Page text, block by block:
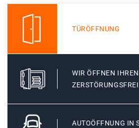
TÜRÖFFNUNG
WIR ÖFFNEN
ZERSTÖRUNGSFREI
AUTOÖFFNUNG IN